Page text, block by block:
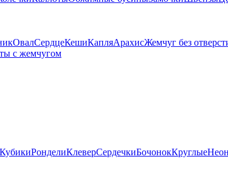
ОвалСердцеКешиКапляАрахисЖемчуг без
с жемчугом
КубикиРонделиКлеверСердечкиБочонокКруглые